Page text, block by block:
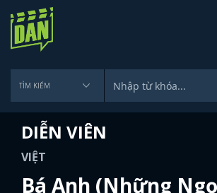
DIỄN VIÊN
VIỆT
Bá Anh (Những